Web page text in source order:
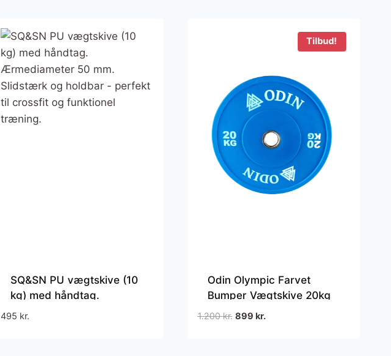
SQ&SN PU vægtskive (10
kg) med håndtag.
Ærmediameter 50 mm.
495 kr.
Tilbud!
Odin Olympic Farvet
Bumper Vægtskive 20kg
(1 stk)
1.200kr. Den
899 kr.Den